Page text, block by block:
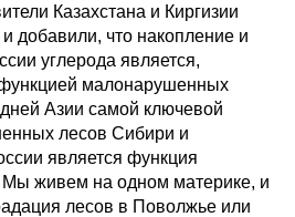
Казахстана и Киргизии
добавили, что накопление и
углерода является,
малонарушенных
Азии самой ключевой
лесов Сибири и
является функция
Мы живем на одном материке, и
лесов в Поволжье или